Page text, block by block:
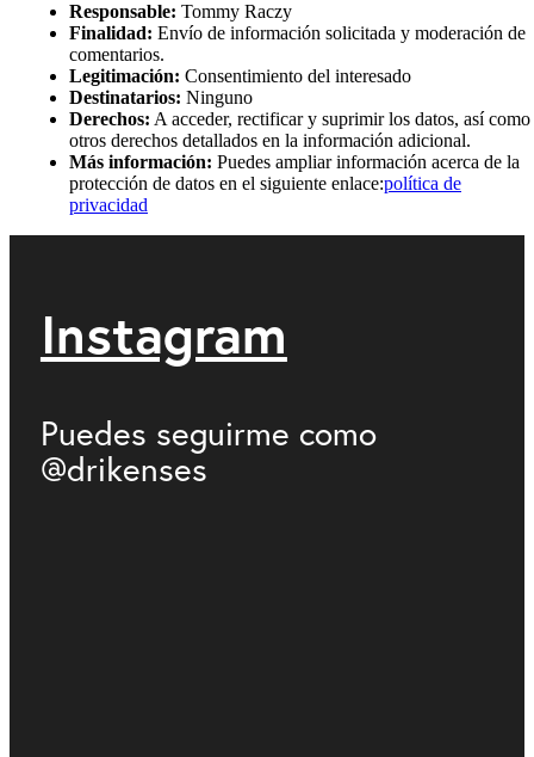
Responsable: Tommy Raczy
Finalidad: Envío de información solicitada y moderación de
comentarios.
Legitimación: Consentimiento del interesado
Destinatarios: Ninguno
Derechos: A acceder, rectificar y suprimir los datos, así como
otros derechos detallados en la información adicional.
Más información: Puedes ampliar información acerca de la
protección de datos en el siguiente enlace:política de
privacidad
Instagram
Puedes seguirme como
@drikenses